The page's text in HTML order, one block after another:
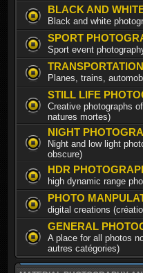
BLACK AND
Black and white
SPORT
Sport event
Planes, trains,
STILL LIFE
Creative photographs
natures mortes)
NIGHT
Night and low light
obscure)
HDR
high dynamic range
PHOTO
digital creations
GENERAL
A place for all photos
autres catégories)